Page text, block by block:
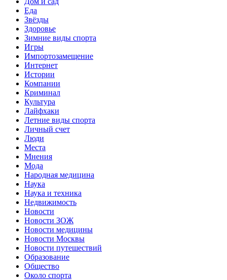
Еда
Звёзды
Здоровье
Зимние виды спорта
Игры
Импортозамещение
Интернет
Истории
Компании
Криминал
Культура
Лайфхаки
Летние виды спорта
Личный счет
Люди
Места
Мнения
Мода
Народная медицина
Наука
Наука и техника
Недвижимость
Новости
Новости ЗОЖ
Новости медицины
Новости Москвы
Новости путешествий
Образование
Общество
Около спорта